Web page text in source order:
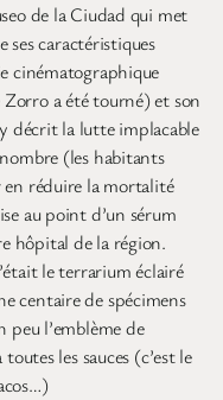
de la Ciudad qui met
ses caractéristiques
cinématographique
Zorro a été tourné) et son
décrit la lutte implacable
(les habitants
en réduire la mortalité
au point d’un sérum
hôpital de la région.
le terrarium éclairé
centaire de spécimens
peu l’emblème de
les sauces (c’est le